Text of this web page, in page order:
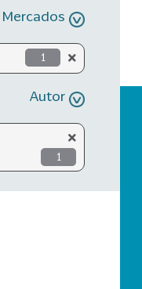
Mercados
1
Autor
1